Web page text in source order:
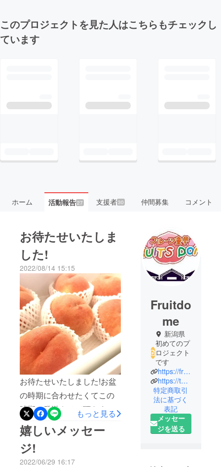
このプロジェクトを見た人はこちらもチェックし
ています
ホーム 活動報告27 支援者30 仲間募集 コメント
お待たせいたしま
した!
2022/08/14 15:15
お待たせいたしました!お盆
の時期に合わせたくてこの
時期に発送させて頂きまし
た。フルーツ童夢「シーズ
ンPREMIUM（計３回お届
け）」昨日発送させて頂き
ました。今年の桃の出来
もっと見る
嬉しいメッセー
ジ!
2022/06/29 16:17
Fruitdo
me
新潟県
初めてのプ
ロジェクト
です
https://fruitdome.net/
https://twitter.com/fruitdome_farm?ref_src=twsrc%5Egoogle%7Ctwcamp%5Eserp%7Ctwgr%5Eauthor
特定商取引
法に基づく
表記
メッセー
ジを送る